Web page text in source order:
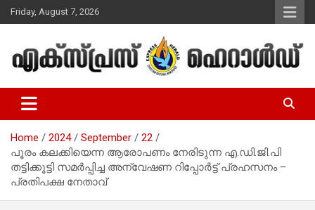
Skip
to
Friday, August 7, 2026
Express Herald – Malayalam
Christian News
Home 2024 September
22
പൂരം കലക്കിയെന്ന ആരോപണം നേരിടുന്ന എ.ഡി.ജി.പി
തട്ടിക്കൂട്ടി സമര്‍പ്പിച്ച അന്വേഷണ റിപ്പോര്‍ട്ട് പ്രഹസനം –
പ്രതിപക്ഷ നേതാവ്